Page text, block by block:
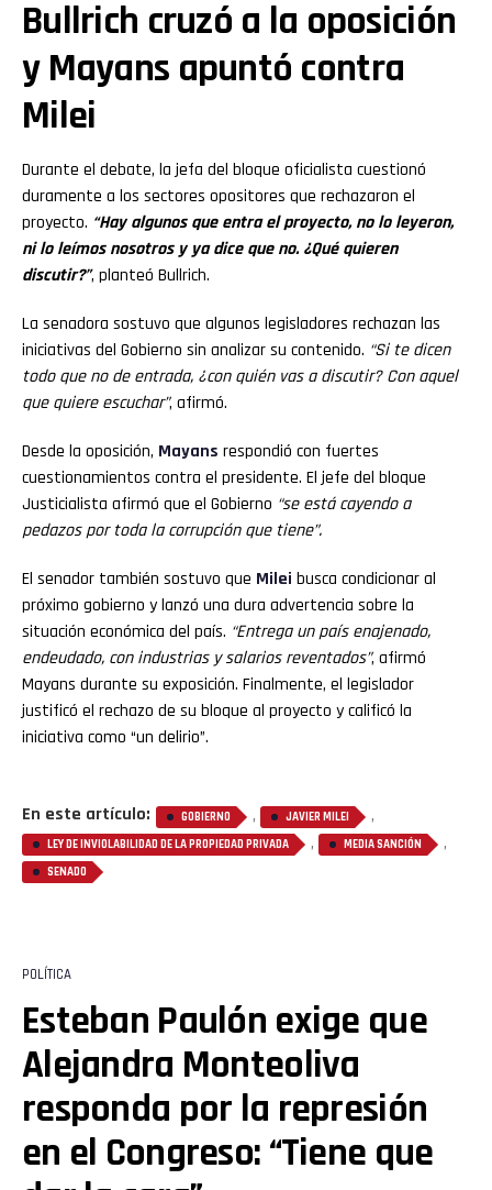
Bullrich cruzó a la oposición
y Mayans apuntó contra
Milei
Durante el debate, la jefa del bloque oficialista cuestionó
duramente a los sectores opositores que rechazaron el
proyecto. “Hay algunos que entra el proyecto, no lo leyeron,
ni lo leímos nosotros y ya dice que no. ¿Qué quieren
discutir?”, planteó Bullrich.
La senadora sostuvo que algunos legisladores rechazan las
iniciativas del Gobierno sin analizar su contenido. “Si te dicen
todo que no de entrada, ¿con quién vas a discutir? Con aquel
que quiere escuchar”, afirmó.
Desde la oposición, Mayans respondió con fuertes
cuestionamientos contra el presidente. El jefe del bloque
Justicialista afirmó que el Gobierno “se está cayendo a
pedazos por toda la corrupción que tiene”.
El senador también sostuvo que Milei busca condicionar al
próximo gobierno y lanzó una dura advertencia sobre la
situación económica del país. “Entrega un país enajenado,
endeudado, con industrias y salarios reventados”, afirmó
Mayans durante su exposición. Finalmente, el legislador
justificó el rechazo de su bloque al proyecto y calificó la
iniciativa como “un delirio”.
En este artículo: GOBIERNO , JAVIER MILEI ,
LEY DE INVIOLABILIDAD DE LA PROPIEDAD PRIVADA , MEDIA SANCIÓN ,
SENADO
POLÍTICA
Esteban Paulón exige que
Alejandra Monteoliva
responda por la represión
en el Congreso: “Tiene que